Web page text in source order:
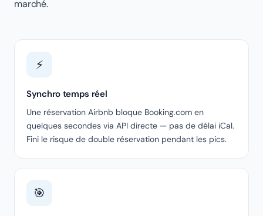
marché.
⚡
Synchro temps réel
Une réservation Airbnb bloque Booking.com en
quelques secondes via API directe — pas de délai iCal.
Fini le risque de double réservation pendant les pics.
🎯